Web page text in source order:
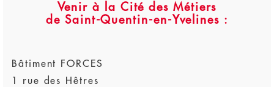
Venir à la Cité des Métiers
de Saint-Quentin-en-Yvelines :
Bâtiment FORCES
1 rue des Hêtres